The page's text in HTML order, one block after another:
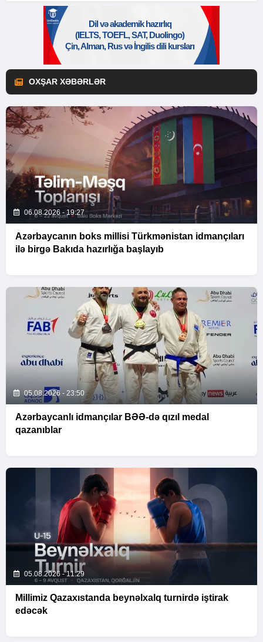
OXŞAR XƏBƏRLƏR
06.08.2026 - 19:27
Azərbaycanın boks millisi Türkmənistan idmançıları
ilə birgə Bakıda hazırlığa başlayıb
05.08.2026 - 23:50
Azərbaycanlı idmançılar BƏƏ-də qızıl medal
qazanıblar
05.08.2026 - 11:29
Millimiz Qazaxıstanda beynəlxalq turnirdə iştirak
edəcək